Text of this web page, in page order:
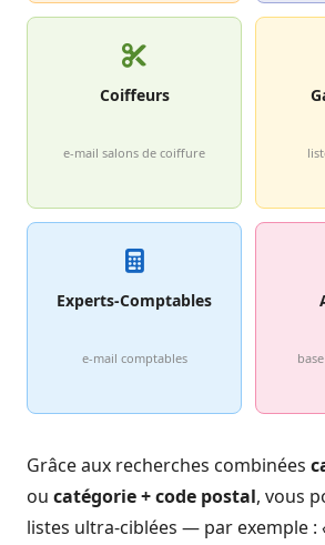
Coiffeurs
e-mail salons de coiffure
Experts-Comptables
e-mail comptables
Grâce aux recherches combinées
ou catégorie + code postal, vous
listes ultra-ciblées — par exemple :